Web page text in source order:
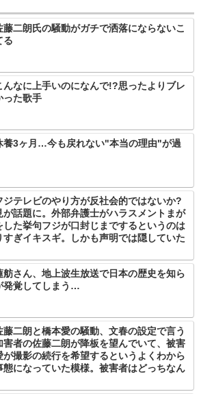
藤二朗氏の騒動がガチで洒落にならないこ
る
んなに上手いのになんで!?思ったよりブレ
った歌手
養3ヶ月…今も戻れない"本当の理由"が過
ジテレビのやり方が反社会的ではないか?
が話題に。外部弁護士がハラスメントまが
した挙句フジが口封じまでするというのは
すぎイキスギ。しかも声明では隠していた
舫さん、地上波生放送で日本の歴史を知ら
発覚してしまう…
藤二朗と橋本愛の騒動、文春の設定で言う
害者の佐藤二朗が降板を望んでいて、被害
が撮影の続行を希望するというよくわから
態になっていた模様。被害者はどっちなん